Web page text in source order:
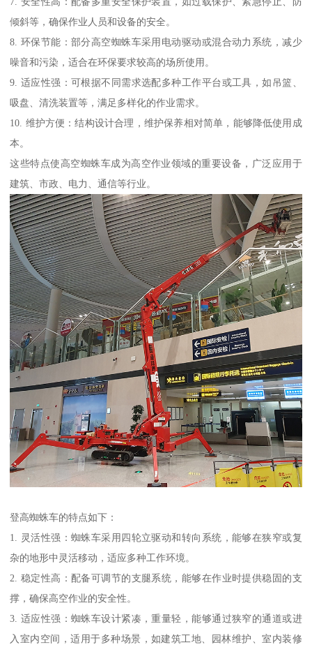
倾斜等，确保作业人员和设备的安全。
8. 环保节能：部分高空蜘蛛车采用电动驱动或混合动力系统，减少
噪音和污染，适合在环保要求较高的场所使用。
9. 适应性强：可根据不同需求选配多种工作平台或工具，如吊篮、
吸盘、清洗装置等，满足多样化的作业需求。
10. 维护方便：结构设计合理，维护保养相对简单，能够降低使用成
本。
这些特点使高空蜘蛛车成为高空作业领域的重要设备，广泛应用于
建筑、市政、电力、通信等行业。
登高蜘蛛车的特点如下：
1. 灵活性强：蜘蛛车采用四轮立驱动和转向系统，能够在狭窄或复
杂的地形中灵活移动，适应多种工作环境。
2. 稳定性高：配备可调节的支腿系统，能够在作业时提供稳固的支
撑，确保高空作业的安全性。
3. 适应性强：蜘蛛车设计紧凑，重量轻，能够通过狭窄的通道或进
入室内空间，适用于多种场景，如建筑工地、园林维护、室内装修